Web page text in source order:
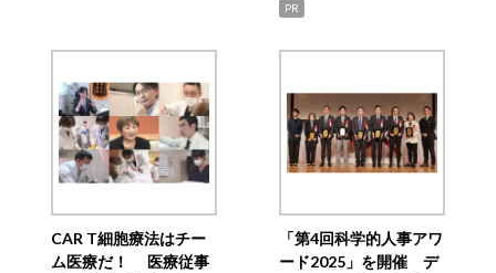
PR
CAR T細胞療法はチー
ム医療だ！ 医療従事
「第4回科学的人事アワ
ード2025」を開催 デ